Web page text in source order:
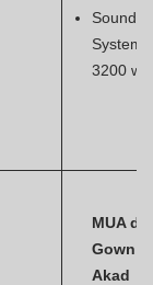
Sound
System :
3200
MUA
Gown
Akad